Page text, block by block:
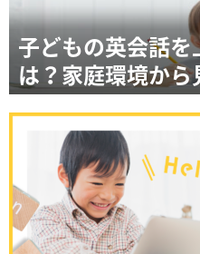
子どもの英会話
は？家庭環境か